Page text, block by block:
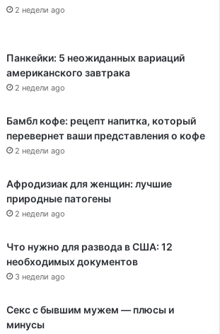
2 недели ago
Панкейки: 5 неожиданных вариаций
американского завтрака
2 недели ago
Бамбл кофе: рецепт напитка, который
перевернет ваши представления о кофе
2 недели ago
Афродизиак для женщин: лучшие
природные патогены
2 недели ago
Что нужно для развода в США: 12
необходимых документов
3 недели ago
Секс с бывшим мужем — плюсы и
минусы